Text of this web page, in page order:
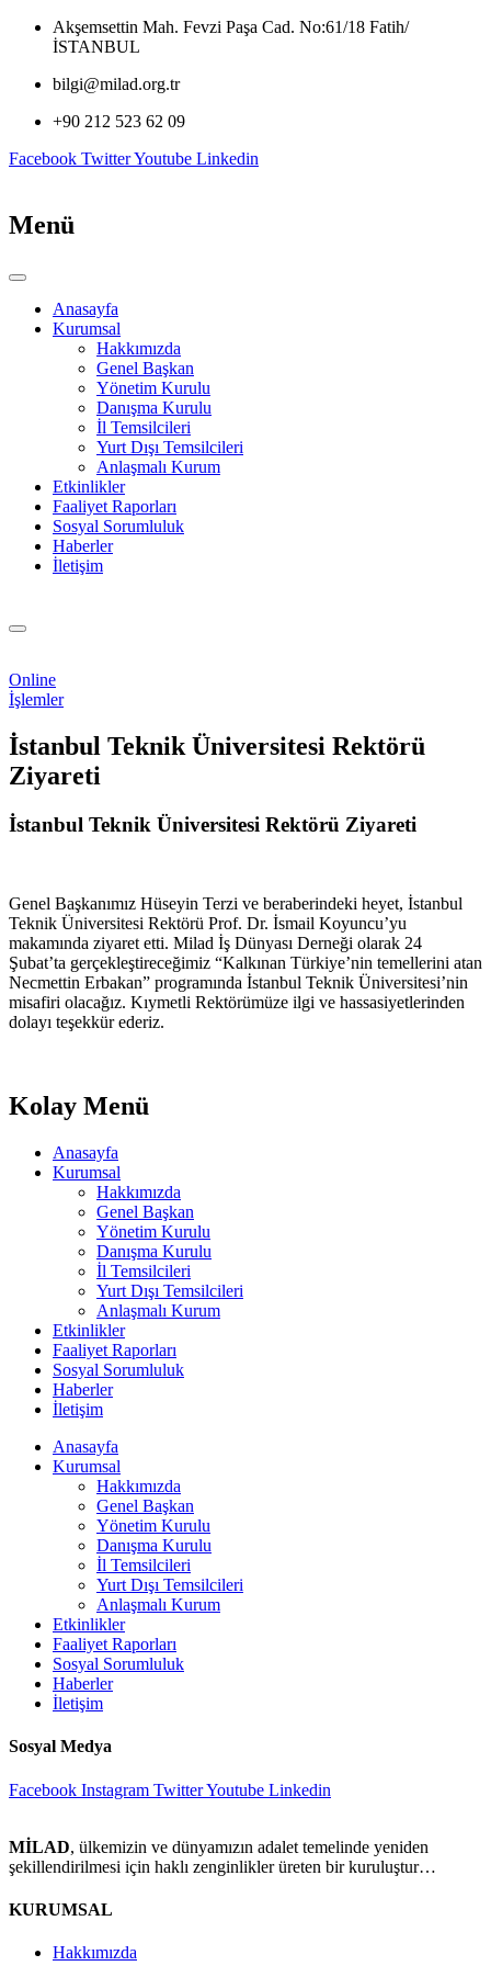
İçeriğe Akşemsettin Mah. Fevzi Paşa Cad. No:61/18 Fatih/
İSTANBUL
bilgi@milad.org.tr
+90 212 523 62 09
Facebook TwitterYoutube Linkedin
Menü
Anasayfa
Kurumsal
Hakkımızda
Genel Başkan
Yönetim Kurulu
Danışma Kurulu
İl Temsilcileri
Yurt Dışı Temsilcileri
Anlaşmalı Kurum
Etkinlikler
Faaliyet Raporları
Sosyal Sorumluluk
Haberler
İletişim
Online
İşlemler
İstanbul Teknik Üniversitesi Rektörü
Ziyareti
İstanbul Teknik Üniversitesi Rektörü Ziyareti
Genel Başkanımız Hüseyin Terzi ve beraberindeki heyet, İstanbul
Teknik Üniversitesi Rektörü Prof. Dr. İsmail Koyuncu’yu
makamında ziyaret etti. Milad İş Dünyası Derneği olarak 24
Şubat’ta gerçekleştireceğimiz “Kalkınan Türkiye’nin temellerini atan
Necmettin Erbakan” programında İstanbul Teknik Üniversitesi’nin
misafiri olacağız. Kıymetli Rektörümüze ilgi ve hassasiyetlerinden
dolayı teşekkür ederiz.
Kolay Menü
Anasayfa
Kurumsal
Hakkımızda
Genel Başkan
Yönetim Kurulu
Danışma Kurulu
İl Temsilcileri
Yurt Dışı Temsilcileri
Anlaşmalı Kurum
Etkinlikler
Faaliyet Raporları
Sosyal Sorumluluk
Haberler
İletişim
Anasayfa
Kurumsal
Hakkımızda
Genel Başkan
Yönetim Kurulu
Danışma Kurulu
İl Temsilcileri
Yurt Dışı Temsilcileri
Anlaşmalı Kurum
Etkinlikler
Faaliyet Raporları
Sosyal Sorumluluk
Haberler
İletişim
Sosyal Medya
Facebook Instagram TwitterYoutube Linkedin
MİLAD, ülkemizin ve dünyamızın adalet temelinde yeniden
şekillendirilmesi için haklı zenginlikler üreten bir kuruluştur…
KURUMSAL
Hakkımızda